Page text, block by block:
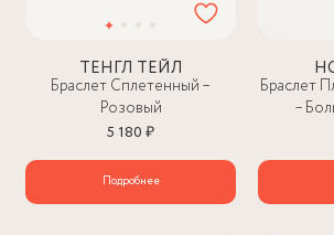
ТЕНГЛ ТЕЙЛ
Браслет Сплетенный –
Розовый
5 180 ₽
Подробнее
Браслет
–